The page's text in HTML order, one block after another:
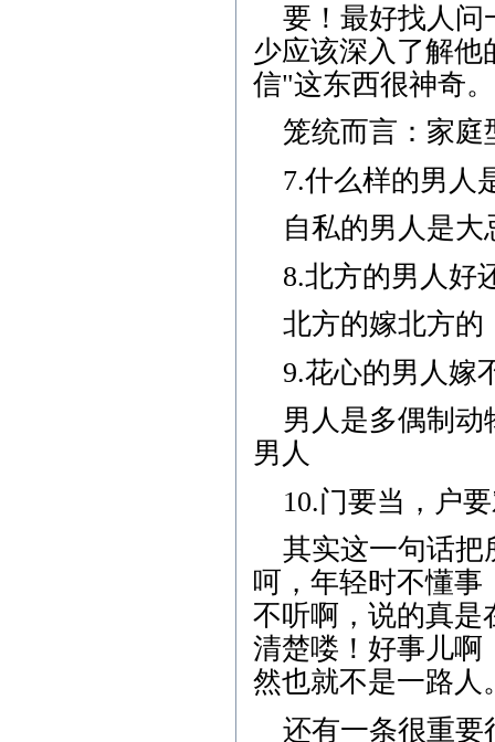
要！最好找人问
少应该深入了解
信"这东西很神奇
笼统而言：家庭
7.什么样的男人
自私的男人是
8.北方的男人好
北方的嫁北方的
9.花心的男人嫁
男人是多偶制动
男人
10.门要当，户
其实这一句话把
呵，年轻时不懂事
不听啊，说的真是
清楚喽！好事儿啊
然也就不是一路
还有一条很重要